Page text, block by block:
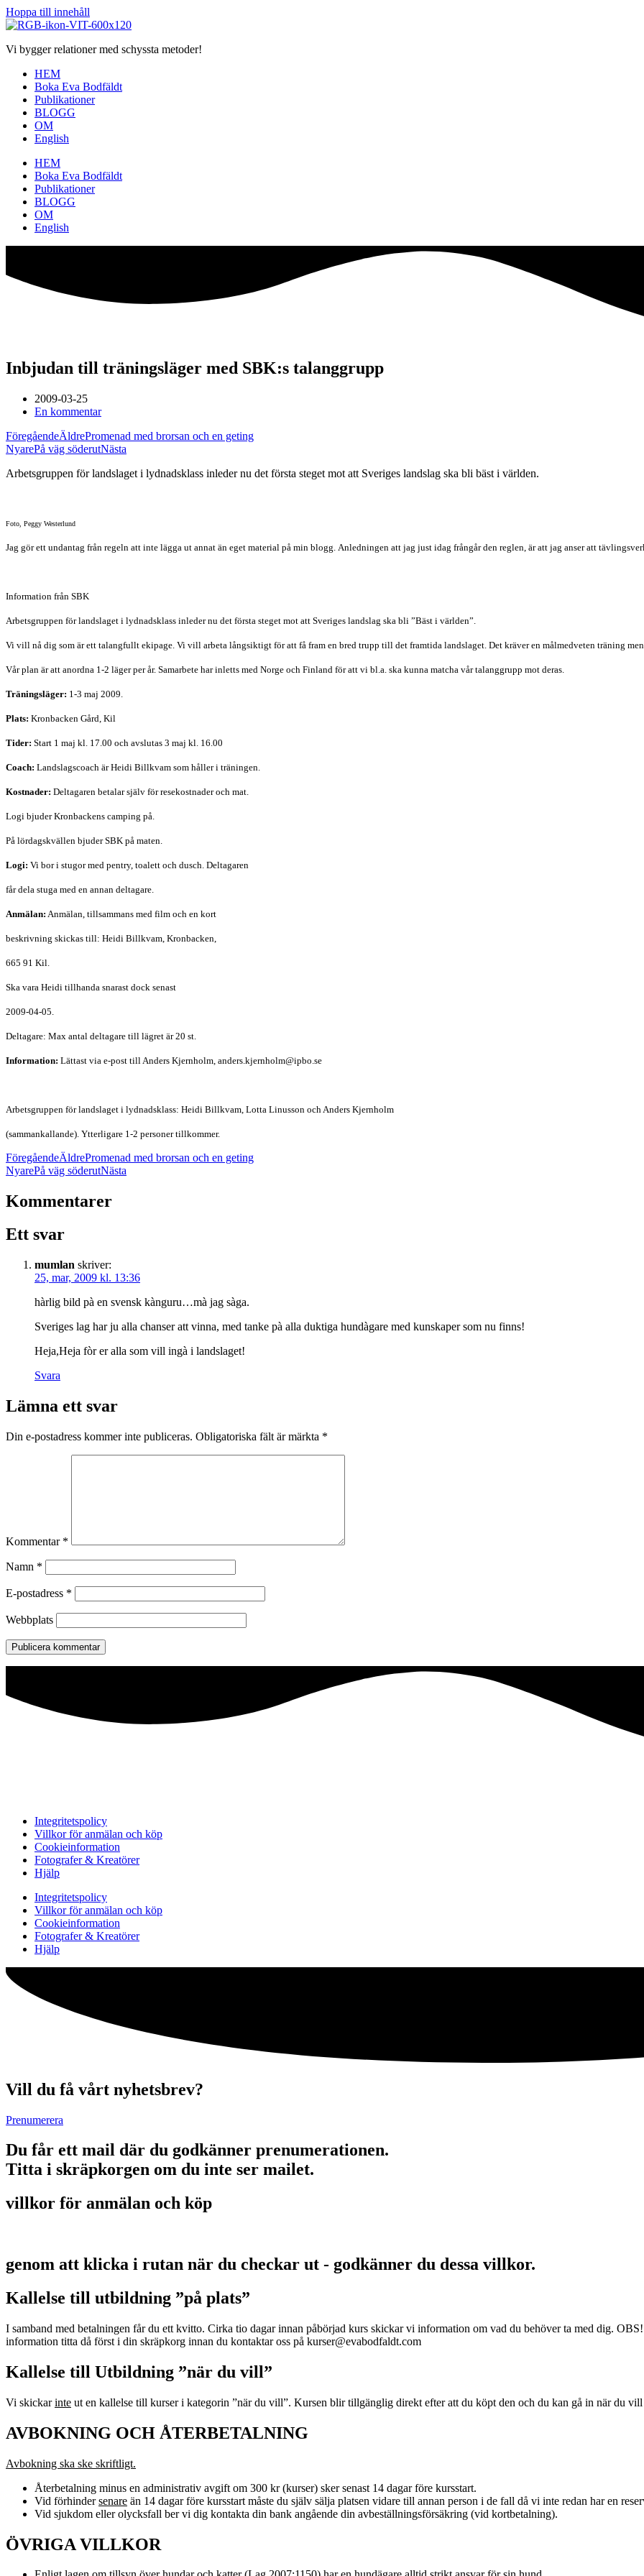
Hoppa till innehåll
Vi bygger relationer med schyssta metoder!
HEM
Boka Eva Bodfäldt
Publikationer
BLOGG
OM
English
HEM
Boka Eva Bodfäldt
Publikationer
BLOGG
OM
English
Inbjudan till träningsläger med SBK:s talanggrupp
2009-03-25
En kommentar
FöregåendeÄldrePromenad med brorsan och en geting
NyarePå väg söderutNästa
Arbetsgruppen för landslaget i lydnadsklass inleder nu det första steget mot att Sveriges landslag ska bli bäst i världen.
Foto, Peggy Westerlund
Jag gör ett undantag från regeln att inte lägga ut annat än eget material på min blogg. Anledningen att jag just idag frångår den reglen, är att jag anser att
Information från SBK
Arbetsgruppen för landslaget i lydnadsklass inleder nu det första steget mot att Sveriges landslag ska bli ”Bäst i världen”.
Vi vill nå dig som är ett talangfullt ekipage. Vi vill arbeta långsiktigt för att få fram en bred trupp till det framtida landslaget. Det kräver en målmedveten träning
Vår plan är att anordna 1-2 läger per år. Samarbete har inletts med Norge och Finland för att vi bl.a. ska kunna matcha vår talanggrupp mot deras.
Träningsläger: 1-3 maj 2009.
Plats: Kronbacken Gård, Kil
Tider: Start 1 maj kl. 17.00 och avslutas 3 maj kl. 16.00
Coach: Landslagscoach är Heidi Billkvam som håller i träningen.
Kostnader: Deltagaren betalar själv för resekostnader och mat.
Logi bjuder Kronbackens camping på.
På lördagskvällen bjuder SBK på maten.
Logi: Vi bor i stugor med pentry, toalett och dusch. Deltagaren
får dela stuga med en annan deltagare.
Anmälan: Anmälan, tillsammans med film och en kort
beskrivning skickas till: Heidi Billkvam, Kronbacken,
665 91 Kil.
Ska vara Heidi tillhanda snarast dock senast
2009-04-05.
Deltagare: Max antal deltagare till lägret är 20 st.
Information: Lättast via e-post till Anders Kjernholm, anders.kjernholm@ipbo.se
Arbetsgruppen för landslaget i lydnadsklass: Heidi Billkvam, Lotta Linusson och Anders Kjernholm
(sammankallande). Ytterligare 1-2 personer tillkommer.
FöregåendeÄldrePromenad med brorsan och en geting
NyarePå väg söderutNästa
Kommentarer
Ett svar
mumlan skriver:
25, mar, 2009 kl. 13:36
hàrlig bild pà en svensk kànguru…mà jag sàga.
Sveriges lag har ju alla chanser att vinna, med tanke pà alla duktiga hundàgare med kunskaper som nu finns!
Heja,Heja fòr er alla som vill ingà i landslaget!
Svara
Lämna ett svar
Din e-postadress kommer inte publiceras. Obligatoriska fält är märkta *
Kommentar *
Namn *
E-postadress *
Webbplats
Integritetspolicy
Villkor för anmälan och köp
Cookieinformation
Fotografer & Kreatörer
Hjälp
Integritetspolicy
Villkor för anmälan och köp
Cookieinformation
Fotografer & Kreatörer
Hjälp
Vill du få vårt nyhetsbrev?
Prenumerera
Du får ett mail där du godkänner prenumerationen.
Titta i skräpkorgen om du inte ser mailet.
villkor för anmälan och köp
genom att klicka i rutan när du checkar ut - godkänner du dessa villkor.
Kallelse till utbildning ”på plats”
I samband med betalningen får du ett kvitto. Cirka tio dagar innan påbörjad kurs skickar vi information om vad du behöver ta med dig.
information titta då först i din skräpkorg innan du kontaktar oss på kurser@evabodfaldt.com
Kallelse till Utbildning ”när du vill”
Vi skickarinte ut en kallelse till kurser i kategorin ”när du vill”. Kursen blir tillgänglig direkt efter att du köpt den och du kan gå in när du
AVBOKNING OCH ÅTERBETALNING
Avbokning ska ske skriftligt.
Återbetalning minus en administrativ avgift om 300 kr (kurser) sker senast 14 dagar före kursstart.
Vid förhindersenare än 14 dagar före kursstart måste du själv sälja platsen vidare till annan person i de fall då vi inte redan har en
Vid sjukdom eller olycksfall ber vi dig kontakta din bank angående din avbeställningsförsäkring (vid kortbetalning).
ÖVRIGA VILLKOR